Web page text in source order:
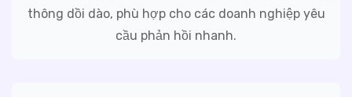
thông dồi dào, phù hợp cho các doanh nghiệp yêu
cầu phản hồi nhanh.